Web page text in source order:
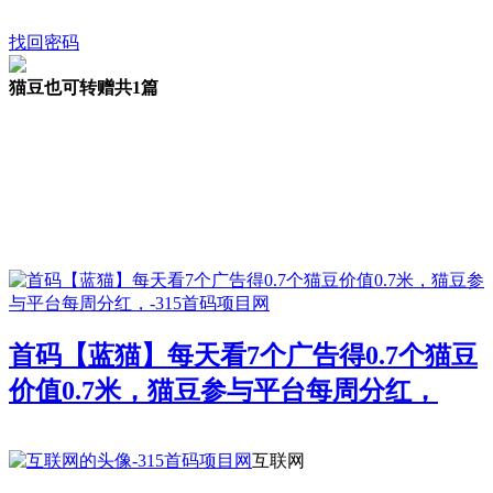
找回密码
猫豆也可转赠共1篇
首码【蓝猫】每天看7个广告得0.7个猫豆
价值0.7米，猫豆参与平台每周分红，
互联网